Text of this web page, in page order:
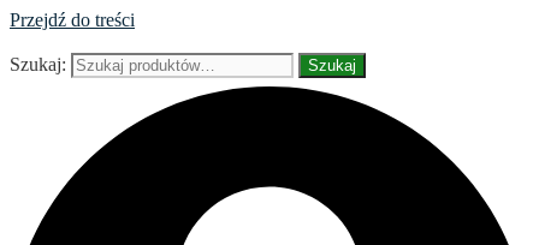
Przejdź do treści
Szukaj: Szukaj